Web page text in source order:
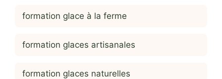
formation glace à la ferme
formation glaces artisanales
formation glaces naturelles